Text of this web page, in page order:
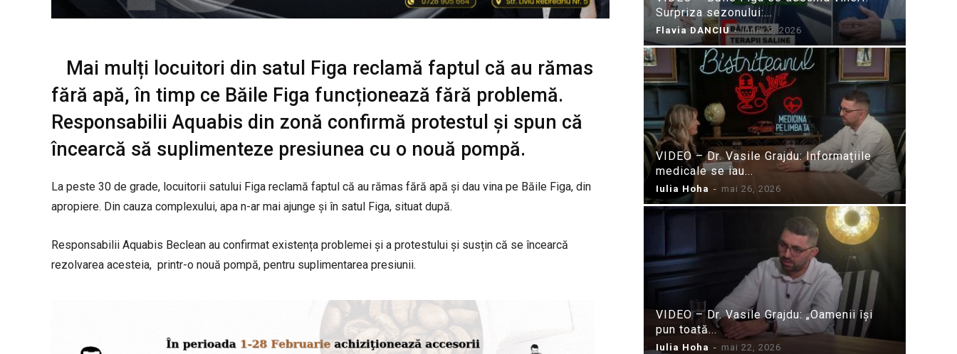
Mai mulți locuitori din satul Figa reclamă faptul că au rămas
fără apă, în timp ce Băile Figa funcționează fără problemă.
Responsabilii Aquabis din zonă confirmă protestul și spun că
încearcă să suplimenteze presiunea cu o nouă pompă.
La peste 30 de grade, locuitorii satului Figa reclamă faptul că au rămas fără apă și dau vina pe Băile Figa, din
apropiere. Din cauza complexului, apa n-ar mai ajunge și în satul Figa, situat după.
Responsabilii Aquabis Beclean au confirmat existența problemei și a protestului și susțin că se încearcă
rezolvarea acesteia, printr-o nouă pompă, pentru suplimentarea presiunii.
Surpriza sezonului:...
Flavia DANCIU - iunie 9, 2026
VIDEO – Dr. Vasile Grajdu: Informațiile
medicale se iau...
Iulia Hoha - mai 26, 2026
VIDEO – Dr. Vasile Grajdu: „Oamenii își
pun toată...
Iulia Hoha - mai 22, 2026